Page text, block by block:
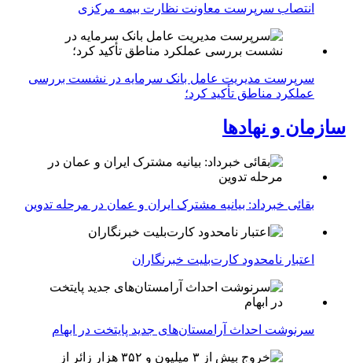
انتصاب سرپرست معاونت نظارت بیمه مرکزی
سرپرست مدیریت عامل بانک سرمایه در نشست بررسی
عملکرد مناطق تأکید کرد؛
سازمان و نهادها
بقائی خبرداد: بیانیه مشترک ایران و عمان در مرحله تدوین
اعتبار نامحدود کارت‌بلیت خبرنگاران
سرنوشت احداث آرامستان‌های جدید پایتخت در ابهام